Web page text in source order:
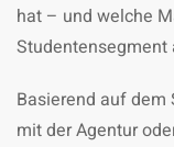
hat – und welche
Studentensegment
Basierend auf dem
mit der Agentur